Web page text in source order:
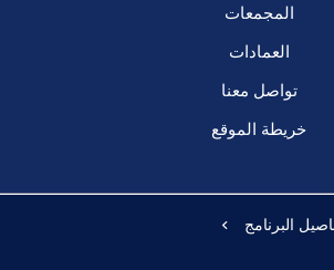
المجمعات
العمادات
تواصل معنا
خريطة الموقع
البرنامج